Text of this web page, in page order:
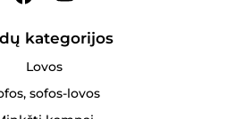
kategorijos
Lovos
sofos-lovos